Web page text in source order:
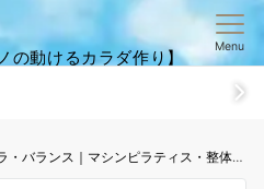
の動けるカラダ作り】
Menu
ご来店からお帰りまでの
シンピラティス・整体│根本改善と体幹トレーニング